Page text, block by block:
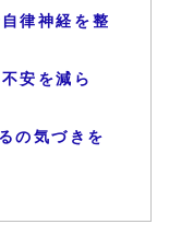
律神経を整
安を減ら
の気づきを